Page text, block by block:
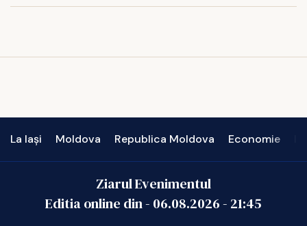
La Iași Moldova Republica Moldova Economie
Ziarul Evenimentul
Editia online din - 06.08.2026- 21:45